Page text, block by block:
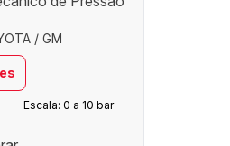
/ GM
Escala: 0 a 10 bar